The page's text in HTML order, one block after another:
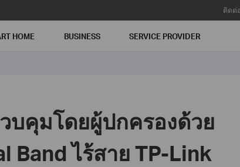
ติดต่
HOME BUSINESS SERVICE PROVIDER
บคุมโดยผู้ปกครองด้วย
Band ไร้สาย TP-Link